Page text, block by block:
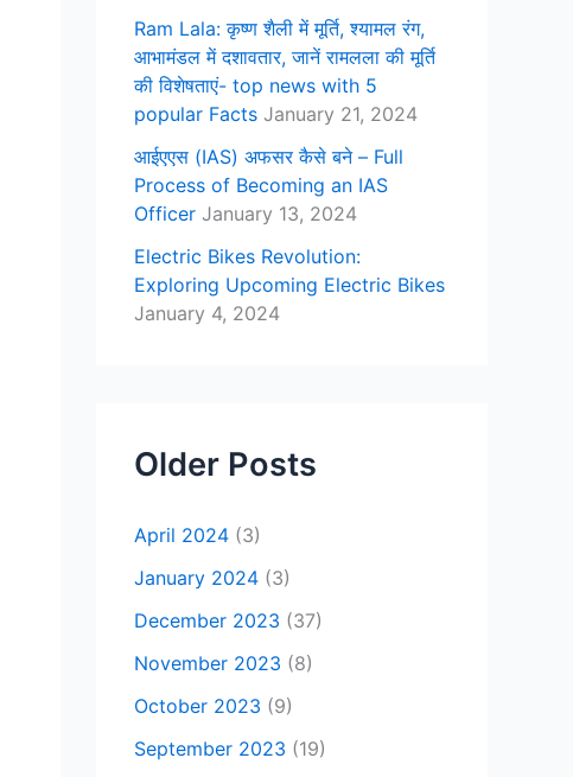
Ram Lala: कृष्ण शैली में मूर्ति, श्यामल रंग,
आभामंडल में दशावतार, जानें रामलला की मूर्ति
की विशेषताएं- top news with 5
popular Facts January 21, 2024
आईएएस (IAS) अफसर कैसे बने – Full
Process of Becoming an IAS
Officer January 13, 2024
Electric Bikes Revolution:
Exploring Upcoming Electric Bikes
January 4, 2024
Older Posts
April 2024 (3)
January 2024 (3)
December 2023 (37)
November 2023 (8)
October 2023 (9)
September 2023 (19)